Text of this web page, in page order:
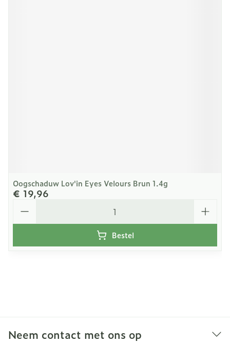
Oogschaduw Lov'in Eyes Velours Brun 1.4g
€ 19,96
Bestel
Neem contact met ons op